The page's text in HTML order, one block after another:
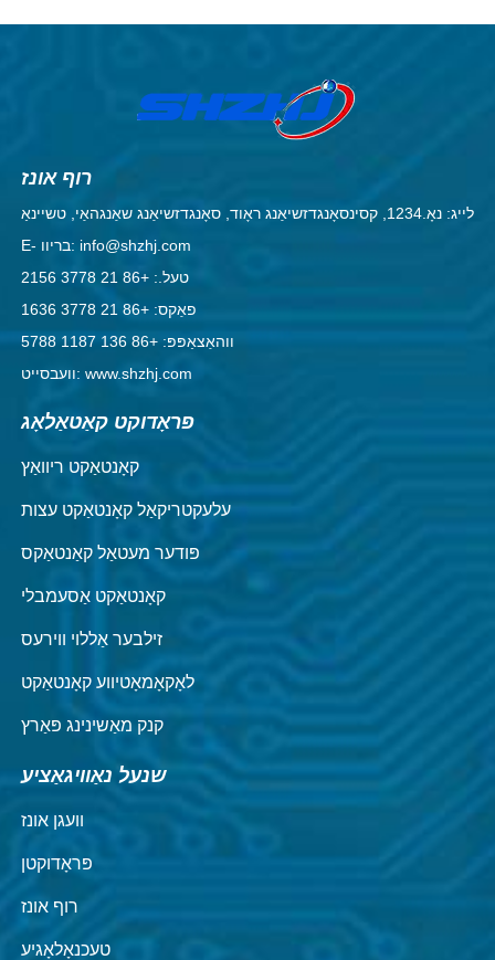
רוף אונז
לייג: נאָ.1234, קסינסאָנגדזשיאַנג ראָוד, סאָנגדזשיאַנג שאַנגהאַי, טשיינאַ
E- בריוו: info@shzhj.com
טעל.: +86 21 3778 2156
פאַקס: +86 21 3778 1636
ווהאַצאַפּפּ: +86 136 1187 5788
וועבסייט: www.shzhj.com
פּראָדוקט קאַטאַלאָג
קאָנטאַקט ריוואַץ
עלעקטריקאַל קאָנטאַקט עצות
פּודער מעטאַל קאַנטאַקס
קאָנטאַקט אַסעמבלי
זילבער אַללוי ווירעס
לאָקאָמאָטיווע קאָנטאַקט
קנק מאַשינינג פּאַרץ
שנעל נאַוויגאַציע
וועגן אונז
פּראָדוקטן
רוף אונז
טעכנאָלאָגיע